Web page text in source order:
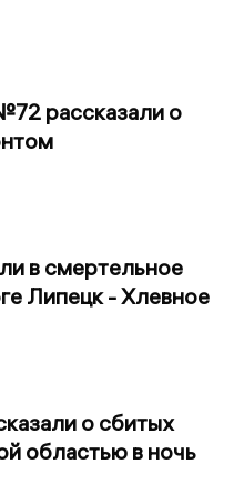
рассказали о
в смертельное
Липецк - Хлевное
о сбитых
областью в ночь